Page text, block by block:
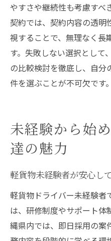
やすさや継続性も考慮すべ
契約では、契約内容の透明
視することで、無理なく長
す。失敗しない選択として
の比較検討を徹底し、自
件を選ぶことが不可欠です。
未経験から始
達の魅力
軽貨物未経験者が安心し
軽貨物ドライバー未経験者
は、研修制度やサポート体
縄県内では、即日採用の案